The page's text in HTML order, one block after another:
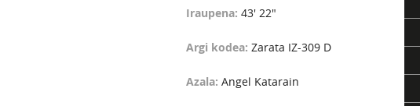
Iraupena: 43' 22"
Argi kodea: Zarata IZ-309 D
Azala: Angel Katarain